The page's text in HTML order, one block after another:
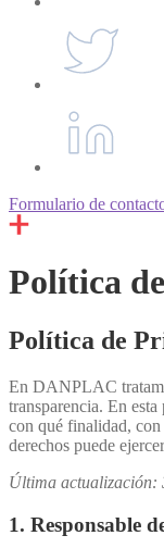
Formulario de
Política
Política de
En DANPLAC
transparencia. En
con qué finalidad,
derechos puede
Última actualización:
1. Responsable